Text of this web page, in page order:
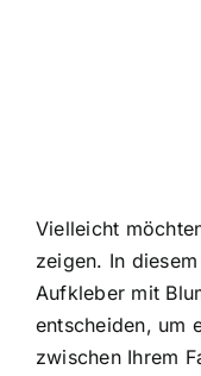
Vielleicht
zeigen. In
Aufkleber mit
entscheiden, um
zwischen Ihrem